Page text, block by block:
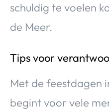
Travel
schuldig te voelen
de Meer.
Tips voor
Met de feestdagen
begint voor vele